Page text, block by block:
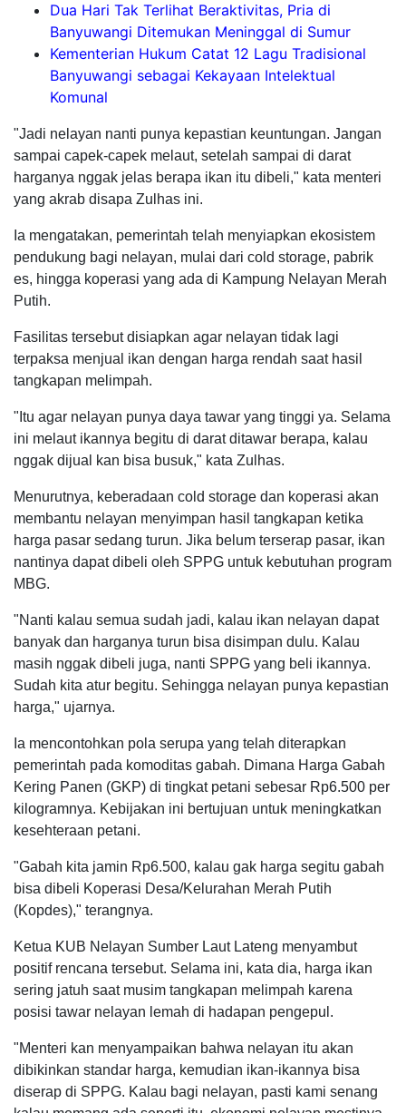
Dua Hari Tak Terlihat Beraktivitas, Pria di
Banyuwangi Ditemukan Meninggal di Sumur
Kementerian Hukum Catat 12 Lagu Tradisional
Banyuwangi sebagai Kekayaan Intelektual
Komunal
"Jadi nelayan nanti punya kepastian keuntungan. Jangan
sampai capek-capek melaut, setelah sampai di darat
harganya nggak jelas berapa ikan itu dibeli," kata menteri
yang akrab disapa Zulhas ini.
Ia mengatakan, pemerintah telah menyiapkan ekosistem
pendukung bagi nelayan, mulai dari cold storage, pabrik
es, hingga koperasi yang ada di Kampung Nelayan Merah
Putih.
Fasilitas tersebut disiapkan agar nelayan tidak lagi
terpaksa menjual ikan dengan harga rendah saat hasil
tangkapan melimpah.
"Itu agar nelayan punya daya tawar yang tinggi ya. Selama
ini melaut ikannya begitu di darat ditawar berapa, kalau
nggak dijual kan bisa busuk," kata Zulhas.
Menurutnya, keberadaan cold storage dan koperasi akan
membantu nelayan menyimpan hasil tangkapan ketika
harga pasar sedang turun. Jika belum terserap pasar, ikan
nantinya dapat dibeli oleh SPPG untuk kebutuhan program
MBG.
"Nanti kalau semua sudah jadi, kalau ikan nelayan dapat
banyak dan harganya turun bisa disimpan dulu. Kalau
masih nggak dibeli juga, nanti SPPG yang beli ikannya.
Sudah kita atur begitu. Sehingga nelayan punya kepastian
harga," ujarnya.
Ia mencontohkan pola serupa yang telah diterapkan
pemerintah pada komoditas gabah. Dimana Harga Gabah
Kering Panen (GKP) di tingkat petani sebesar Rp6.500 per
kilogramnya. Kebijakan ini bertujuan untuk meningkatkan
kesehteraan petani.
"Gabah kita jamin Rp6.500, kalau gak harga segitu gabah
bisa dibeli Koperasi Desa/Kelurahan Merah Putih
(Kopdes)," terangnya.
Ketua KUB Nelayan Sumber Laut Lateng menyambut
positif rencana tersebut. Selama ini, kata dia, harga ikan
sering jatuh saat musim tangkapan melimpah karena
posisi tawar nelayan lemah di hadapan pengepul.
"Menteri kan menyampaikan bahwa nelayan itu akan
dibikinkan standar harga, kemudian ikan-ikannya bisa
diserap di SPPG. Kalau bagi nelayan, pasti kami senang